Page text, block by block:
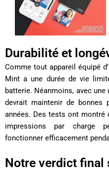
Durabilité et
Comme tout appareil équipé
Mint a une durée de vie
batterie. Néanmoins, avec
devrait maintenir de bonnes
années. Des tests ont montré
impressions par charge
fonctionner efficacement
Notre verdict final